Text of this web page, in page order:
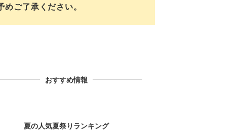
ご了承ください。
おすすめ情報
夏の人気夏祭りランキング